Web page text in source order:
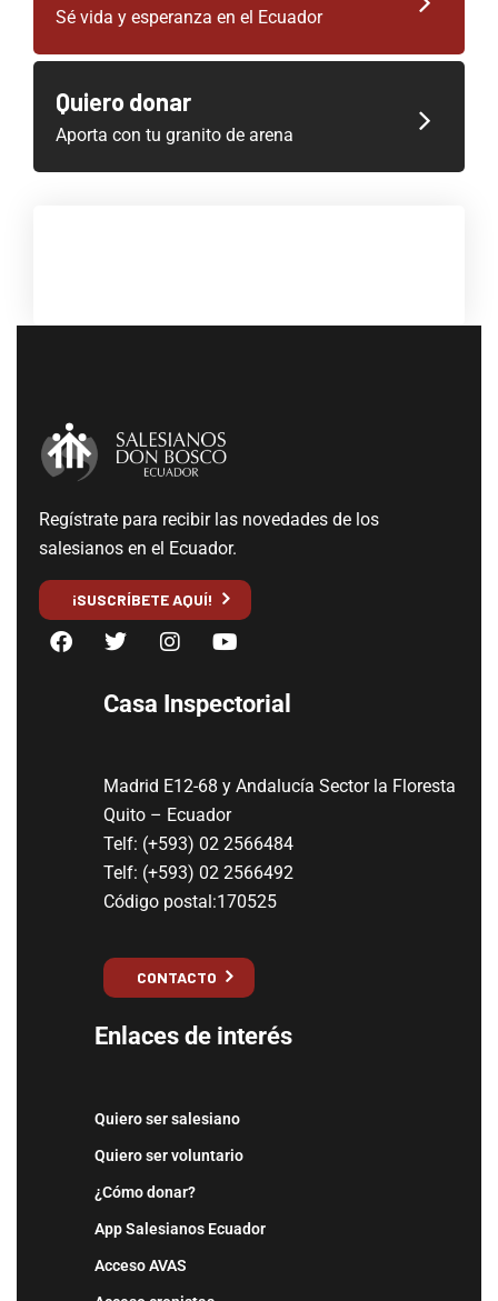
Sé vida y esperanza en el Ecuador
Quiero donar
Aporta con tu granito de arena
Regístrate para recibir las novedades de los
salesianos en el Ecuador.
¡SUSCRÍBETE AQUÍ!
Casa Inspectorial
Madrid E12-68 y Andalucía Sector la Floresta
Quito – Ecuador
Telf: (+593) 02 2566484
Telf: (+593) 02 2566492
Código postal:170525
CONTACTO
Enlaces de interés
Quiero ser salesiano
Quiero ser voluntario
¿Cómo donar?
App Salesianos Ecuador
Acceso AVAS